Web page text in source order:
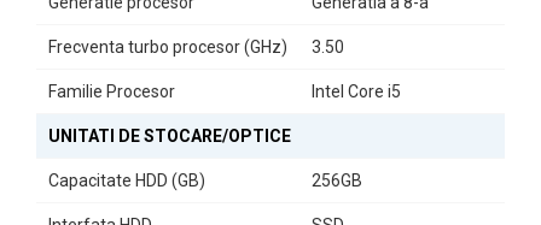
1 x USB 3.1 Type-C
4 x USB 3.1 Gen 1 (spate)
1 x RJ-45
1 x conector pentru căști
dispozitive externe.
Experiență de Utilizare cu Windows 11 Home
Frecventa turbo procesor (GHz) 3.50
Familie Procesor Intel Core i5
UNITATI DE STOCARE/OPTICE
Capacitate HDD (GB) 256GB